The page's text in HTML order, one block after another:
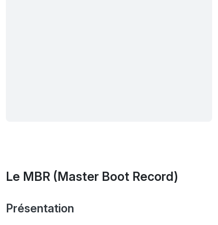
Le MBR (Master Boot Record)
Présentation